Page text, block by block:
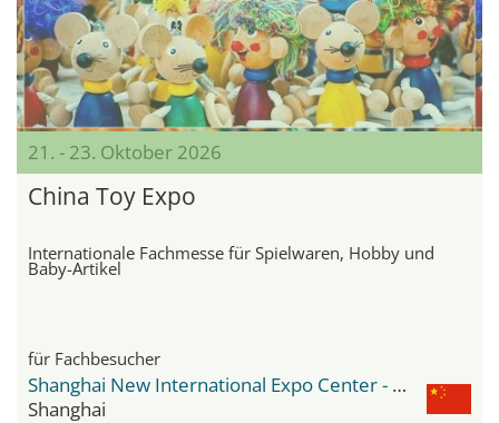
21. - 23. Oktober 2026
China Toy Expo
Internationale Fachmesse für Spielwaren, Hobby und
Baby-Artikel
für Fachbesucher
Shanghai New International Expo Center - SNIEC
Shanghai